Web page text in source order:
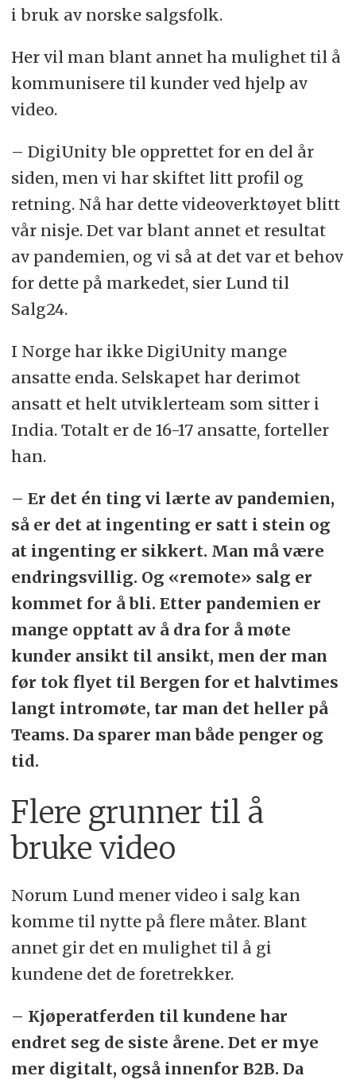
i bruk av norske salgsfolk.
Her vil man blant annet ha mulighet til å
kommunisere til kunder ved hjelp av
video.
– DigiUnity ble opprettet for en del år
siden, men vi har skiftet litt profil og
retning. Nå har dette videoverktøyet blitt
vår nisje. Det var blant annet et resultat
av pandemien, og vi så at det var et behov
for dette på markedet, sier Lund til
Salg24.
I Norge har ikke DigiUnity mange
ansatte enda. Selskapet har derimot
ansatt et helt utviklerteam som sitter i
India. Totalt er de 16-17 ansatte, forteller
han.
– Er det én ting vi lærte av pandemien,
så er det at ingenting er satt i stein og
at ingenting er sikkert. Man må være
endringsvillig. Og «remote» salg er
kommet for å bli. Etter pandemien er
mange opptatt av å dra for å møte
kunder ansikt til ansikt, men der man
før tok flyet til Bergen for et halvtimes
langt intromøte, tar man det heller på
Teams. Da sparer man både penger og
tid.
Flere grunner til å
bruke video
Norum Lund mener video i salg kan
komme til nytte på flere måter. Blant
annet gir det en mulighet til å gi
kundene det de foretrekker.
– Kjøperatferden til kundene har
endret seg de siste årene. Det er mye
mer digitalt, også innenfor B2B. Da